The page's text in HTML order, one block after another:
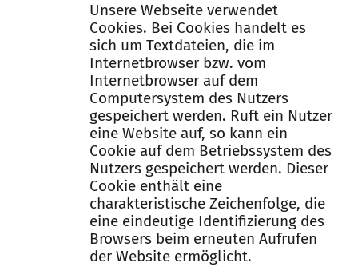
Unsere Webseite verwendet
Cookies. Bei Cookies handelt es
sich um Textdateien, die im
Internetbrowser bzw. vom
Internetbrowser auf dem
Computersystem des Nutzers
gespeichert werden. Ruft ein Nutzer
eine Website auf, so kann ein
Cookie auf dem Betriebssystem des
Nutzers gespeichert werden. Dieser
Cookie enthält eine
charakteristische Zeichenfolge, die
eine eindeutige Identifizierung des
Browsers beim erneuten Aufrufen
der Website ermöglicht.